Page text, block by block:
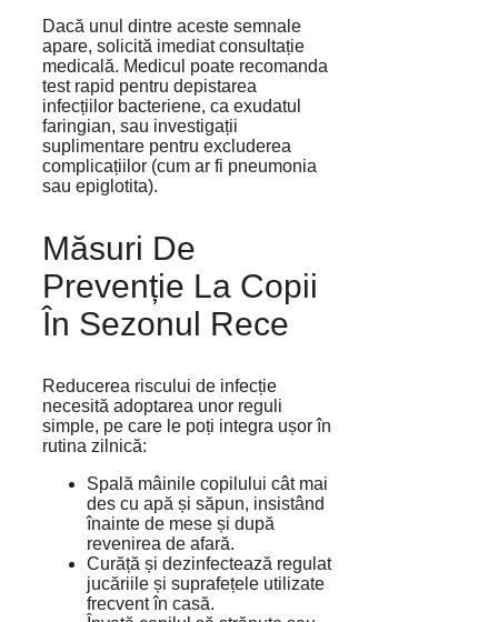
Dacă unul dintre aceste semnale
apare, solicită imediat consultație
medicală. Medicul poate recomanda
test rapid pentru depistarea
infecțiilor bacteriene, ca exudatul
faringian, sau investigații
suplimentare pentru excluderea
complicațiilor (cum ar fi pneumonia
sau epiglotita).
Măsuri De
Prevenție La Copii
În Sezonul Rece
Reducerea riscului de infecție
necesită adoptarea unor reguli
simple, pe care le poți integra ușor în
rutina zilnică:
Spală mâinile copilului cât mai
des cu apă și săpun, insistând
înainte de mese și după
revenirea de afară.
Curăță și dezinfectează regulat
jucăriile și suprafețele utilizate
frecvent în casă.